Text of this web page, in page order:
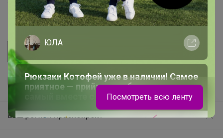
Ваш регионКрасноярск?
Укорачиватель ссылок
ЮЛА
Рюкзаки Котофей уже в наличии! Самое
приятное — прийти и выбрать тот
самый вместе с ребёнкомПосмотреть всю ленту
Продолжая использовать этот сайт и нажимая кнопку